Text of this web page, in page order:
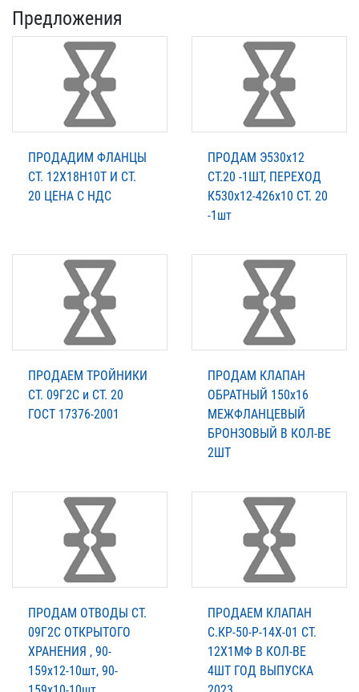
Предложения
ПРОДАДИМ ФЛАНЦЫ
СТ. 12Х18Н10Т И СТ.
20 ЦЕНА С НДС
ПРОДАМ Э530х12
СТ.20 -1ШТ, ПЕРЕХОД
К530х12-426х10 СТ. 20
-1шт
ПРОДАЕМ ТРОЙНИКИ
СТ. 09Г2С и СТ. 20
ГОСТ 17376-2001
ПРОДАМ КЛАПАН
ОБРАТНЫЙ 150х16
МЕЖФЛАНЦЕВЫЙ
БРОНЗОВЫЙ В КОЛ-ВЕ
2ШТ
ПРОДАМ ОТВОДЫ СТ.
09Г2С ОТКРЫТОГО
ХРАНЕНИЯ , 90-
159х12-10шт, 90-
ПРОДАЕМ КЛАПАН
С.КР-50-Р-14Х-01 СТ.
12Х1МФ В КОЛ-ВЕ
4ШТ ГОД ВЫПУСКА